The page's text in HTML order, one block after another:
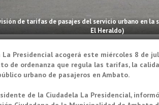
de tarifas de pasajes del servicio urbano en la
El Heraldo)
La Presidencial acogerá este miércoles 8 de
de ordenanza que regula las tarifas, la
urbano de pasajeros en Ambato.
de la Ciudadela La Presidencial,